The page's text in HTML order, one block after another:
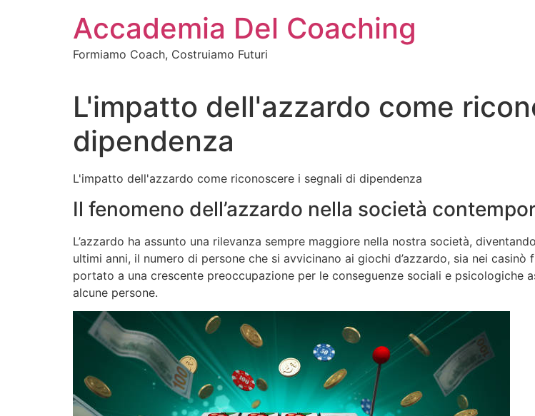
Accademia Del Coaching
Formiamo Coach, Costruiamo Futuri
L'impatto dell'azzardo come
dipendenza
L'impatto dell'azzardo come riconoscere i segnali di dipendenza
Il fenomeno dell’azzardo nella società
L’azzardo ha assunto una rilevanza sempre maggiore nella nostra società,
ultimi anni, il numero di persone che si avvicinano ai giochi d’azzardo, sia nei
portato a una crescente preoccupazione per le conseguenze sociali e psicologiche
alcune persone.